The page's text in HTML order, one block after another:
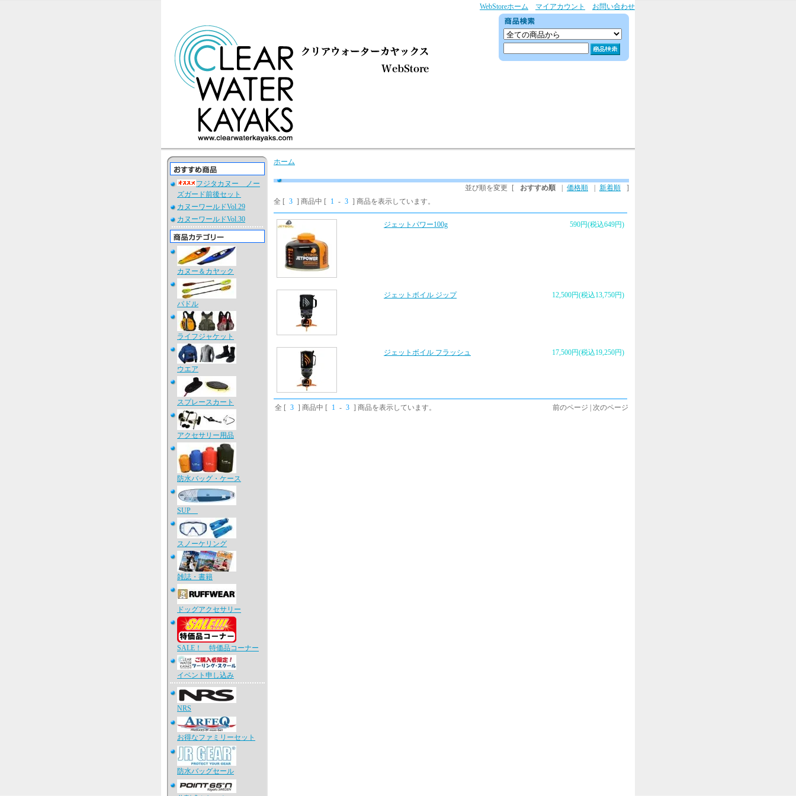
WebStoreホーム マイアカウント お問い合わせ
フジタカヌー ノー
ズガード前後セット
カヌーワールドVol.29
カヌーワールドVol.30
カヌー＆カヤック
パドル
ライフジャケット
ウエア
スプレースカート
アクセサリー用品
防水バッグ・ケース
SUP
スノーケリング
雑誌・書籍
ドッグアクセサリー
SALE！ 特価品コーナー
イベント申し込み
NRS
お得なファミリーセット
防水バッグセール
ホーム
並び順を変更 [ おすすめ順 価格順 新着順
]
全 [ 3 ] 商品中 [ 1 - 3 ] 商品を表示しています。
590円(税込649円)
ジェットパワー100g
12,500円(税込13,750円)
ジェットボイル ジップ
17,500円(税込19,250円)
ジェットボイル フラッシュ
全 [ 3 ] 商品中 [ 1 - 3 ] 商品を表示しています。 前のページ | 次のページ